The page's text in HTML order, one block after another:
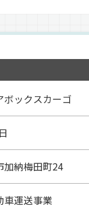
ボックスカーゴ
加納梅田町24
車運送事業